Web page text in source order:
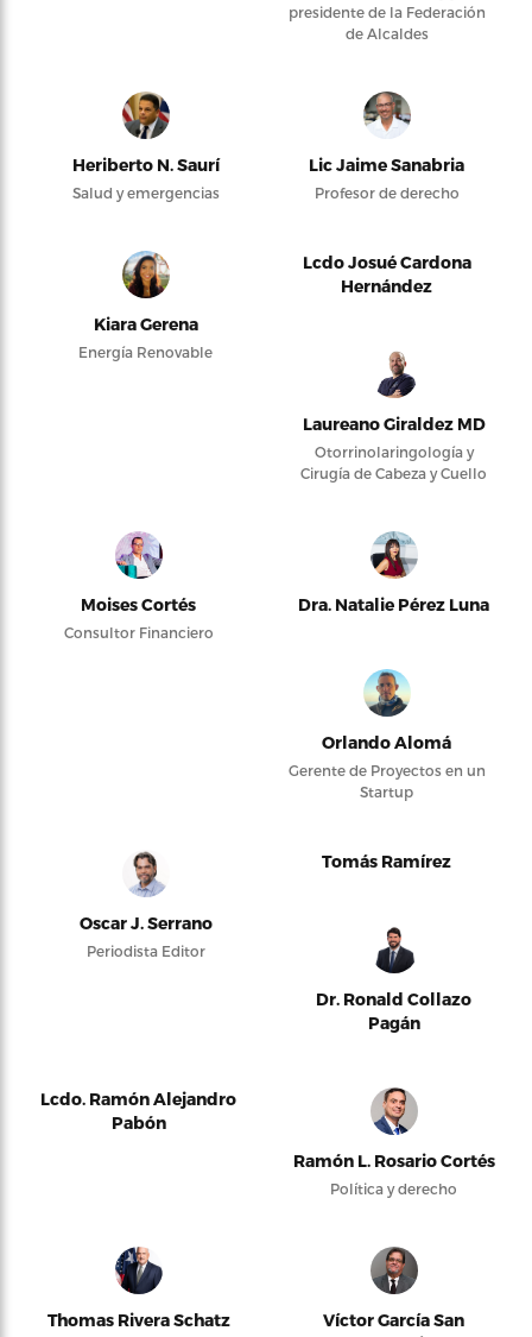
presidente de la Federación
de Alcaldes
Heriberto N. Saurí
Salud y emergencias
Lic Jaime Sanabria
Profesor de derecho
Kiara Gerena
Energía Renovable
Lcdo Josué Cardona
Hernández
Laureano Giraldez MD
Otorrinolaringología y
Cirugía de Cabeza y Cuello
Moises Cortés
Consultor Financiero
Dra. Natalie Pérez Luna
Orlando Alomá
Gerente de Proyectos en un
Startup
Oscar J. Serrano
Periodista Editor
Tomás Ramírez
Dr. Ronald Collazo
Pagán
Lcdo. Ramón Alejandro
Pabón
Ramón L. Rosario Cortés
Política y derecho
Thomas Rivera Schatz
Víctor García San